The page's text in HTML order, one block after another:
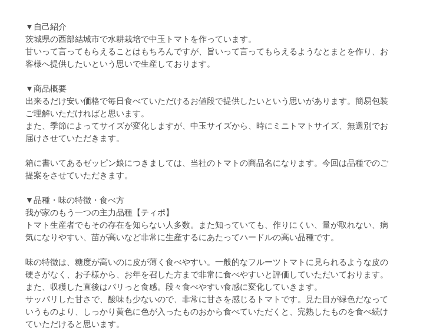
▼自己紹介
茨城県の西部結城市で水耕栽培で中玉トマトを作っています。
甘いって言ってもらえることはもちろんですが、旨いって言ってもらえるようなとまとを作り、お
客様へ提供したいという思いで生産しております。
▼商品概要
出来るだけ安い価格で毎日食べていただけるお値段で提供したいという思いがあります。簡易包装
ご理解いただければと思います。
また、季節によってサイズが変化しますが、中玉サイズから、時にミニトマトサイズ、無選別でお
届けさせていただきます。
箱に書いてあるゼッピン娘につきましては、当社のトマトの商品名になります。今回は品種でのご
提案をさせていただきます。
▼品種・味の特徴・食べ方
我が家のもう一つの主力品種【ティポ】
トマト生産者でもその存在を知らない人多数。また知っていても、作りにくい、量が取れない、病
気になりやすい、苗が高いなど非常に生産するにあたってハードルの高い品種です。
味の特徴は、糖度が高いのに皮が薄く食べやすい。一般的なフルーツトマトに見られるような皮の
硬さがなく、お子様から、お年を召した方まで非常に食べやすいと評価していただいております。
また、収穫した直後はパリっと食感。段々食べやすい食感に変化していきます。
サッパリした甘さで、酸味も少ないので、非常に甘さを感じるトマトです。見た目が緑色だなって
いうものより、しっかり黄色に色が入ったものおから食べていただくと、完熟したものを食べ続け
ていただけると思います。